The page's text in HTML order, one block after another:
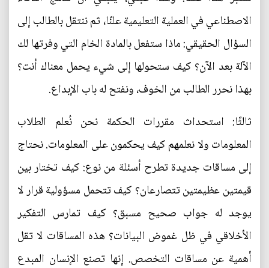
الاصطناعي في العملية التعليمية علنًا، ثم ننتقل بالطالب إلى
السؤال الحقيقي: ماذا ستفعل بالمادة الخام التي وفرتها لك
الآلة بعد الآن؟ كيف ستحولها إلى شيء يحمل معناك أنت؟
بهذا نحرر الطالب من الخوف، ونفتح له باب الإبداع.
ثالثًا: استحداث مقررات الحكمة نحن نُعلم الطلاب
المعلومات ولا نعلمهم كيف يحكمون على المعلومات. نحتاج
إلى مساقات جديدة تطرح أسئلة من نوع: كيف تختار بين
قيمتين عظيمتين تتصارعان؟ كيف تتحمل مسؤولية قرار لا
يوجد له جواب صحيح مسبق؟ كيف تمارس التفكير
الأخلاقي في ظل غموض البيانات؟ هذه المساقات لا تقل
أهمية عن مساقات التخصص. إنها تصنع الإنسان المبدع